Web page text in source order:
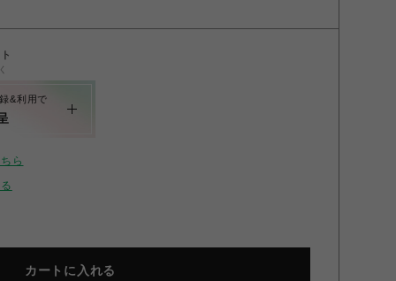
&利用で
ら
カートに入れる